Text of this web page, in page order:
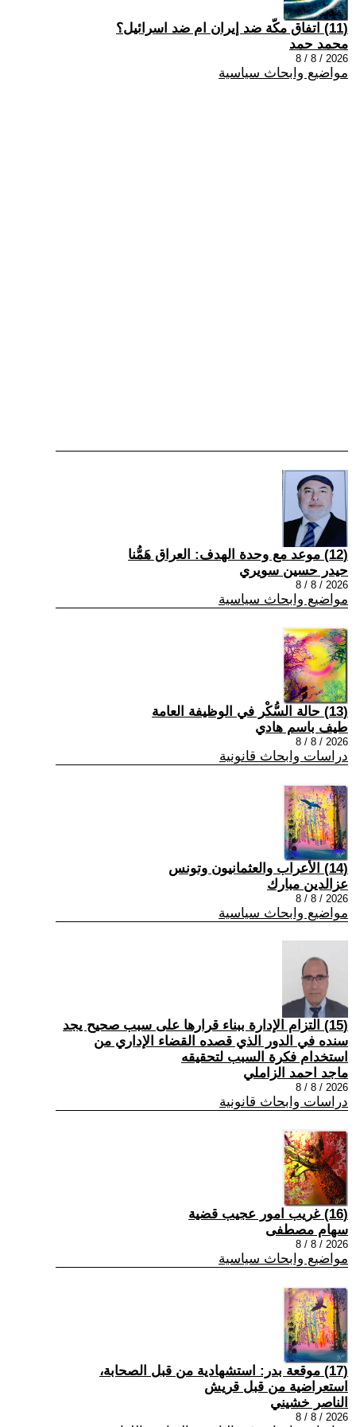
(11) اتفاق مكّة ضد إيران ام ضد اسرائيل؟
محمد حمد
2026 / 8 / 8
مواضيع وابحاث سياسية
(12) موعد مع وحدة الهدف: العراق هَمُّنا
حيدر حسين سويري
2026 / 8 / 8
مواضيع وابحاث سياسية
(13) حالة السُّكْر في الوظيفة العامة
طيف باسم هادي
2026 / 8 / 8
دراسات وابحاث قانونية
(14) الأعراب والعثمانيون وتونس
عزالدين مبارك
2026 / 8 / 8
مواضيع وابحاث سياسية
(15) التزام الإدارة ببناء قرارها على سبب صحیح یجد
سنده في الدور الذي قصده القضاء الإداري من
استخدام فكرة السبب لتحقیقه
ماجد احمد الزاملي
2026 / 8 / 8
دراسات وابحاث قانونية
(16) غريب امور عجيب قضية
سهام مصطفى
2026 / 8 / 8
مواضيع وابحاث سياسية
(17) موقعة بدر: استشهادية من قبل الصحابة،
استعراضية من قبل قريش
الناصر خشيني
2026 / 8 / 8